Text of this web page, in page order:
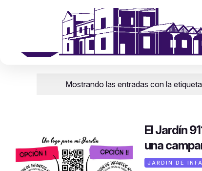
Mostrando las entradas con la etiqueta
El Jardín
una
JARDÍN DE